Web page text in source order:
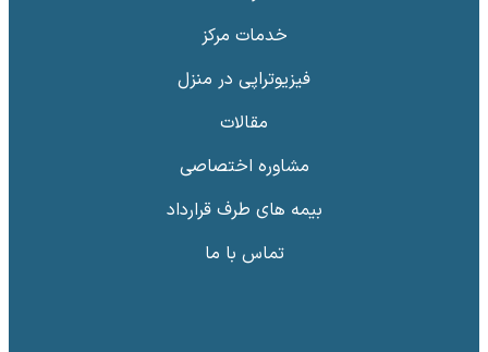
خدمات مرکز
فیزیوتراپی در منزل
مقالات
‌مشاوره اختصاصی
بیمه های طرف قرارداد
تماس با ما